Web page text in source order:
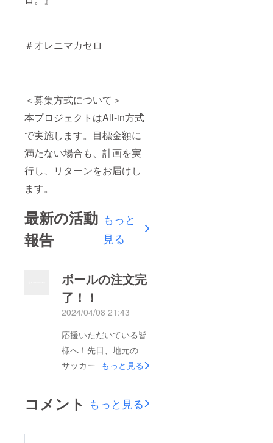
＃オレニマカセロ
＜募集方式について＞
本プロジェクトはAll-in方式
で実施します。目標金額に
満たない場合も、計画を実
行し、リターンをお届けし
ます。
最新の活動
報告
もっと
見る
ボールの注文完
了！！
2024/04/08 21:43
応援いただいている皆
様へ！先日、地元の
サッカーショップへ出
を完了してきました！
また支援のお礼の準備
もっと見る
コメント もっと見る